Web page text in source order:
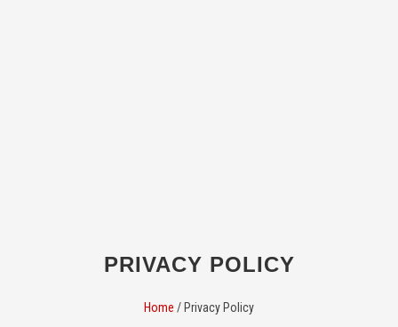
PRIVACY POLICY
Home / Privacy Policy